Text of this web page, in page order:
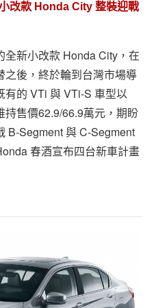
改款 Honda City 整裝迎戰
新小改款 Honda City，在
之後，終於輪到台灣市場導
有的 VTi 與 VTi-S 車型以
售價62.9/66.9萬元，期盼
B-Segment 與 C-Segment
春酒宣布四台新車計畫